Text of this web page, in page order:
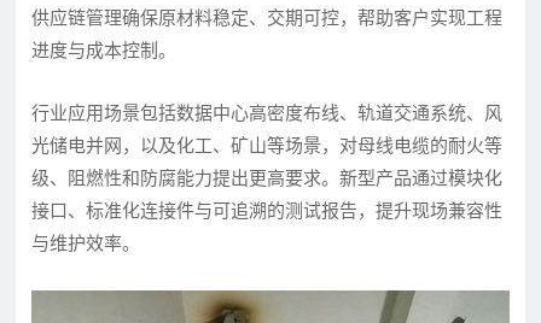
供应链管理确保原材料稳定、交期可控，帮助客户实现工程
进度与成本控制。
行业应用场景包括数据中心高密度布线、轨道交通系统、风
光储电并网，以及化工、矿山等场景，对母线电缆的耐火等
级、阻燃性和防腐能力提出更高要求。新型产品通过模块化
接口、标准化连接件与可追溯的测试报告，提升现场兼容性
与维护效率。